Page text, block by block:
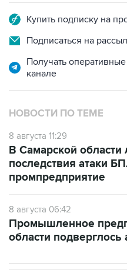
Купить подписку на
Подписаться на
Получать
канале
НОВОСТИ ПО ТЕМЕ
8 августа 11:29
В Самарской области
последствия атаки
промпредприятие
8 августа 06:42
Промышленное
области